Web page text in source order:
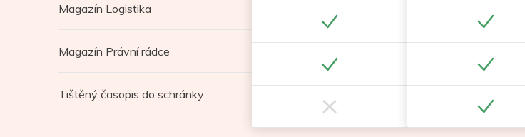
Magazín Logistika
Magazín Právní rádce
Tištěný časopis do schránky